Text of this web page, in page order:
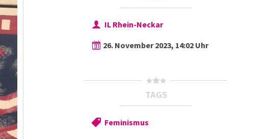
IL Rhein-Neckar
26. November 2023, 14:02 Uhr
TAGS
Feminismus